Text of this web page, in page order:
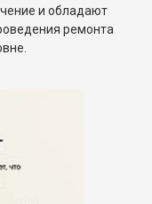
и обладают
ремонта